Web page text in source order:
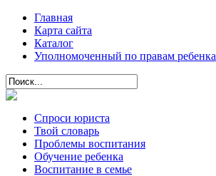
Главная
Карта сайта
Каталог
Уполномоченный по правам ребенка
Спроси юриста
Твой словарь
Проблемы воспитания
Обучение ребенка
Воспитание в семье